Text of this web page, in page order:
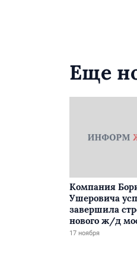
Еще
Компания
Ушеровича
завершила
нового ж/д
Забайкалье
17 ноября